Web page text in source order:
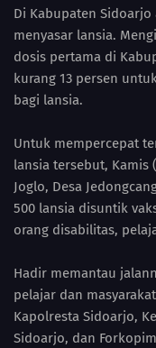
Di Kabupaten
menyasar lansia.
dosis pertama di
kurang 13 persen
bagi lansia.
Untuk mempercepat
lansia tersebut, Kamis
Joglo, Desa
500 lansia disuntik
orang disabilitas,
Hadir memantau
pelajar dan
Kapolresta Sidoarjo,
Sidoarjo, dan